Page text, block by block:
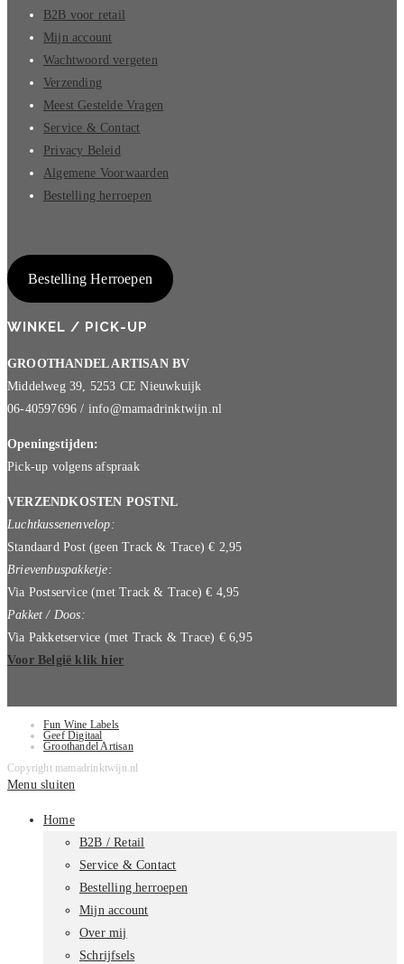
B2B voor retail
Mijn account
Wachtwoord vergeten
Verzending
Meest Gestelde Vragen
Service & Contact
Privacy Beleid
Algemene Voorwaarden
Bestelling herroepen
Bestelling Herroepen
WINKEL / PICK-UP
GROOTHANDEL ARTISAN BV
Middelweg 39, 5253 CE Nieuwkuijk
06-40597696 / info@mamadrinktwijn.nl
Openingstijden:
Pick-up volgens afspraak
VERZENDKOSTEN POSTNL
Luchtkussenenvelop:
Standaard Post (geen Track & Trace) € 2,95
Brievenbuspakketje:
Via Postservice (met Track & Trace) € 4,95
Pakket / Doos:
Via Pakketservice (met Track & Trace) € 6,95
Voor België klik hier
Fun Wine Labels
Geef Digitaal
Groothandel Artisan
Copyright mamadrinktwijn.nl
Menu sluiten
Home
B2B / Retail
Service & Contact
Bestelling herroepen
Mijn account
Over mij
Schrijfsels